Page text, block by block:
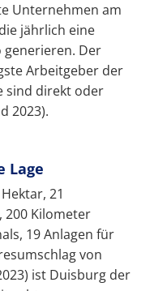
Unternehmen am
jährlich eine
generieren. Der
Arbeitgeber der
sind direkt oder
2023).
Lage
21
200 Kilometer
19 Anlagen für
von
ist Duisburg der